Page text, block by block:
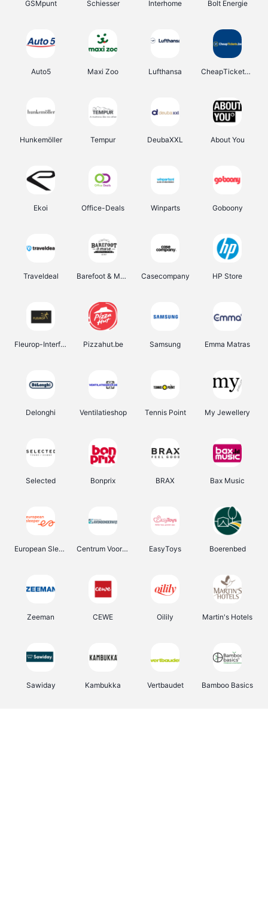
GSMpunt Schiesser Interhome Bolt Energie
Auto5 Maxi Zoo Lufthansa CheapTickets.be
Hunkemöller Tempur DeubaXXL About You
Ekoi Office-Deals Winparts Goboony
Traveldeal Barefoot & More Casecompany HP Store
Fleurop-Interflora Pizzahut.be Samsung Emma Matras
Delonghi Ventilatieshop Tennis Point My Jewellery
Selected Bonprix BRAX Bax Music
European Sleeper Centrum Voor Avondonderwijs EasyToys Boerenbed
Zeeman CEWE Oilily Martin's Hotels
Sawiday Kambukka Vertbaudet Bamboo Basics